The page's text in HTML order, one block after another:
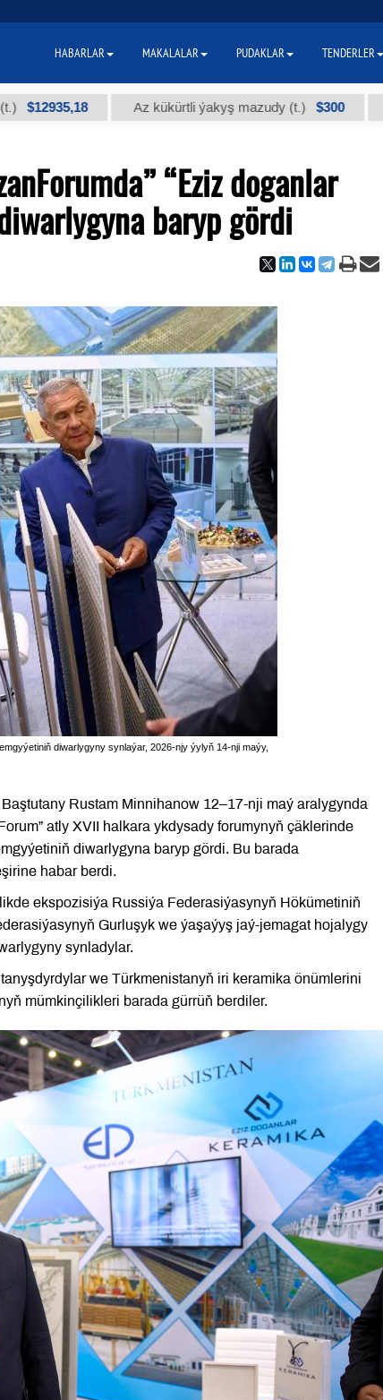
Az kükürtli ýakyş mazudy (t.) $300 "А"
“Eziz doganlar
baryp gördi
diwarlygyny synlaýar, 2026-njy ýylyň 14-nji maýy,
Rustam Minnihanow 12–17-nji maý aralygynda
atly XVII halkara ykdysady forumynyň çäklerinde
diwarlygyna baryp gördi. Bu barada
habar berdi.
ekspozisiýa Russiýa Federasiýasynyň Hökümetiniň
Gurluşyk we ýaşaýyş jaý-jemagat hojalygy
synladylar.
we Türkmenistanyň iri keramika önümlerini
mümkinçilikleri barada gürrüň berdiler.
HABARLAR MAKALALAR PUDAKLAR TENDERLER